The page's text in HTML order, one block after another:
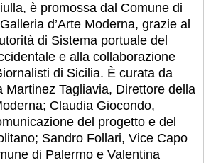
è promossa dal Comune di
d’Arte Moderna, grazie al
di Sistema portuale del
e alla collaborazione
di Sicilia. È curata da
Martinez Tagliavia, Direttore della
Claudia Giocondo,
del progetto e del
Sandro Follari, Vice Capo
di Palermo e Valentina